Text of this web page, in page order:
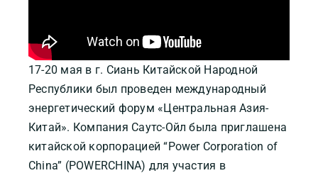
17-20 мая в г. Сиань Китайской Народной
Республики был проведен международный
энергетический форум «Центральная Азия-
Китай». Компания Саутс-Ойл была приглашена
китайской корпорацией “Power Corporation of
China” (POWERCHINA) для участия в